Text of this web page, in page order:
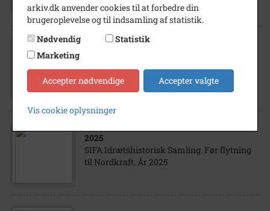
fået administration. År 2011
2025
SIFA Idrætshistorisk Samling. Før flytning
til Nordkraft. År 2025
arkiv.dk anvender cookies til at forbedre din
brugeroplevelse og til indsamling af statistik.
Nødvendig
Statistik
Marketing
Accepter nødvendige Accepter valgte
Vis cookie oplysninger